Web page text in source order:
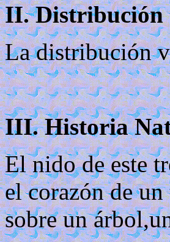
II. Distribución
La distribución
III. Historia
El nido de este
el corazón de
sobre un